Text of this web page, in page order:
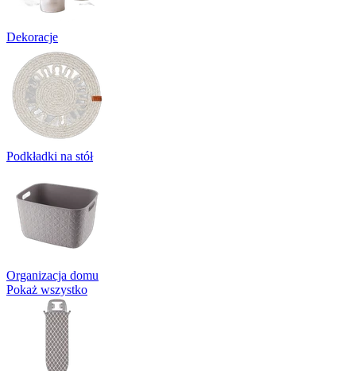
Dekoracje
Podkładki na stół
Organizacja domu
Pokaż wszystko